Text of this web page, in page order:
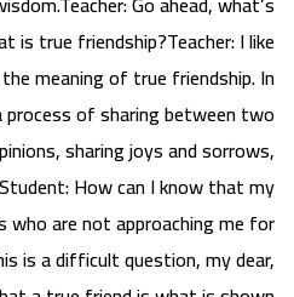
is true friendship?Teacher: I like
meaning of true friendship. In
of sharing between two
sharing joys and sorrows,
How can I know that my
who are not approaching me for
is a difficult question, my dear,